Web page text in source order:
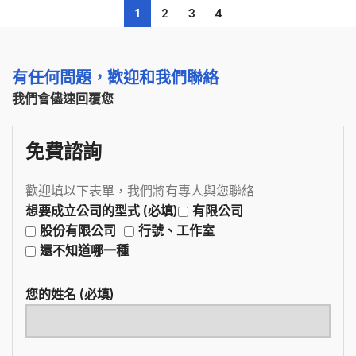
1 2 3 4
有任何問題，歡迎和我們聯絡
我們會儘速回覆您
免費諮詢
歡迎填以下表單，我們將有專人與您聯絡
想要成立公司的型式 (必填)
有限公司
股份有限公司
行號、工作室
還不知道哪一種
您的姓名 (必填)